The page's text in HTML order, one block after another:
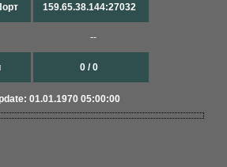
159.65.38.144:27032
--
0 / 0
01.01.1970 05:00:00